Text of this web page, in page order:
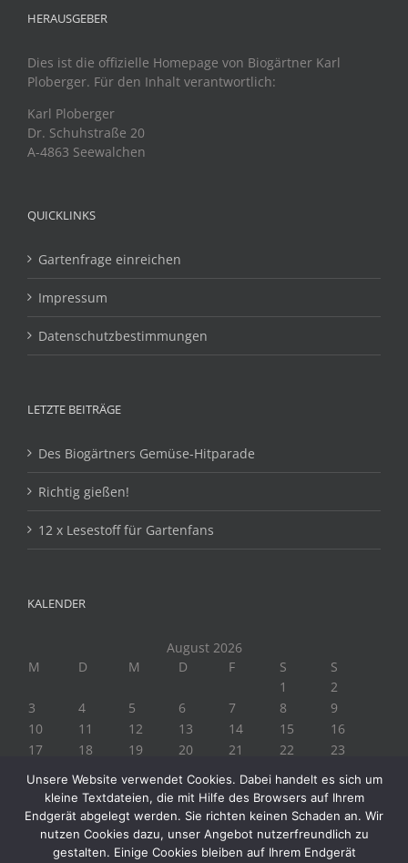
HERAUSGEBER
Dies ist die offizielle Homepage von Biogärtner Karl
Ploberger. Für den Inhalt verantwortlich:
Karl Ploberger
Dr. Schuhstraße 20
A-4863 Seewalchen
QUICKLINKS
Gartenfrage einreichen
Impressum
Datenschutzbestimmungen
LETZTE BEITRÄGE
Des Biogärtners Gemüse-Hitparade
Richtig gießen!
12 x Lesestoff für Gartenfans
KALENDER
August 2026
M
D M D F S
S
1
2
3
4 5 6 7 8
9
10
11 12 13 14 15
16
17
18 19 20 21 22
23
« Juli
Unsere Website verwendet Cookies. Dabei handelt es sich um
kleine Textdateien, die mit Hilfe des Browsers auf Ihrem
Endgerät abgelegt werden. Sie richten keinen Schaden an. Wir
nutzen Cookies dazu, unser Angebot nutzerfreundlich zu
gestalten. Einige Cookies bleiben auf Ihrem Endgerät